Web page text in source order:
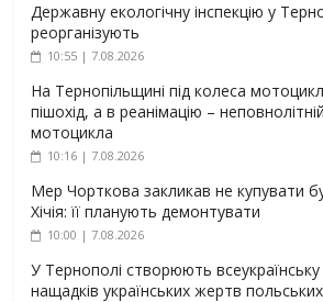
Державну екологічну інспекцію у
реорганізують
10:55 | 7.08.2026
На Тернопільщині під колеса
пішохід, а в реанімацію –
мотоцикла
10:16 | 7.08.2026
Мер Чорткова закликав не купувати
Хічія: її планують демонтувати
10:00 | 7.08.2026
У Тернополі створюють всеукраїнську
нащадків українських жертв